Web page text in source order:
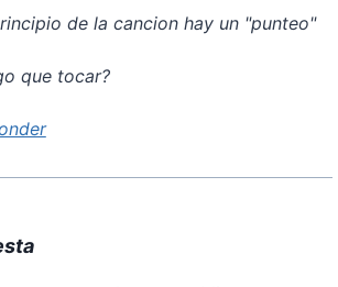
de la cancion hay un "punteo"
que tocar?